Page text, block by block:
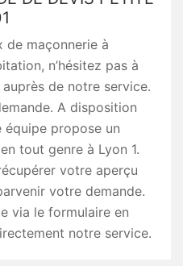
de maçonnerie à
n’hésitez pas à
de notre service.
A disposition
propose un
tout genre à Lyon 1.
votre aperçu
votre demande.
via le formulaire en
notre service.